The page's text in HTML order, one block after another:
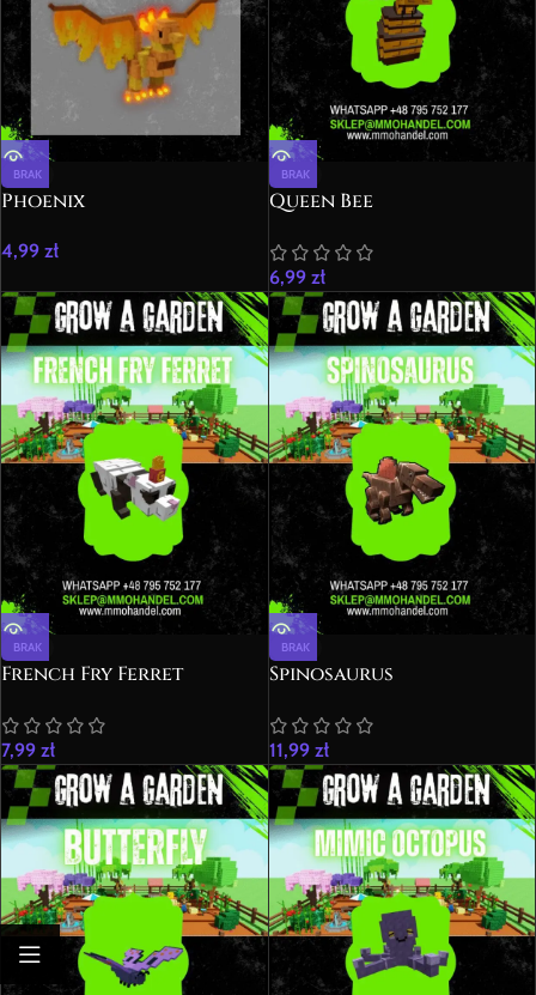
BRAK
Phoenix
4,99 zł
BRAK
Queen Bee
6,99 zł
BRAK
French Fry Ferret
7,99 zł
BRAK
Spinosaurus
11,99 zł